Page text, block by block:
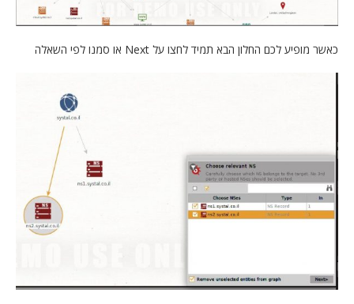
כאשר מופיע לכם החלון הבא תמיד לחצו על Next או סמנו לפי השאלה